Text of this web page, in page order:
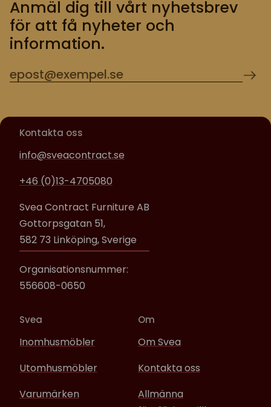
Anmäl dig till vårt nyhetsbrev
för att få nyheter och
information.
Kontakta oss
info@sveacontract.se
+46 (0)13-4705080
Svea Contract Furniture AB
Gottorpsgatan 51,
582 73 Linköping, Sverige
Organisationsnummer:
556608-0650
Svea
Inomhusmöbler
Utomhusmöbler
Varumärken
Om
Om Svea
Kontakta oss
Allmänna